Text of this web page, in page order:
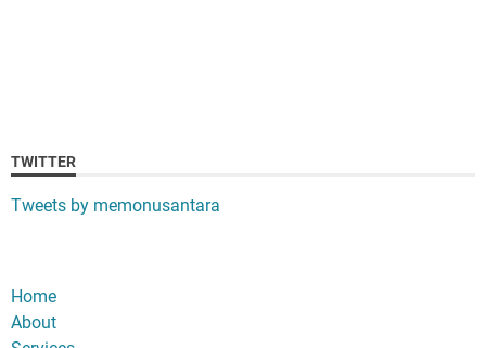
TWITTER
Tweets by memonusantara
Home
About